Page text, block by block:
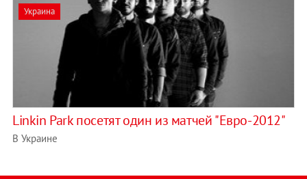
Украина
Linkin Park посетят один из матчей "Евро-2012"
В Украине